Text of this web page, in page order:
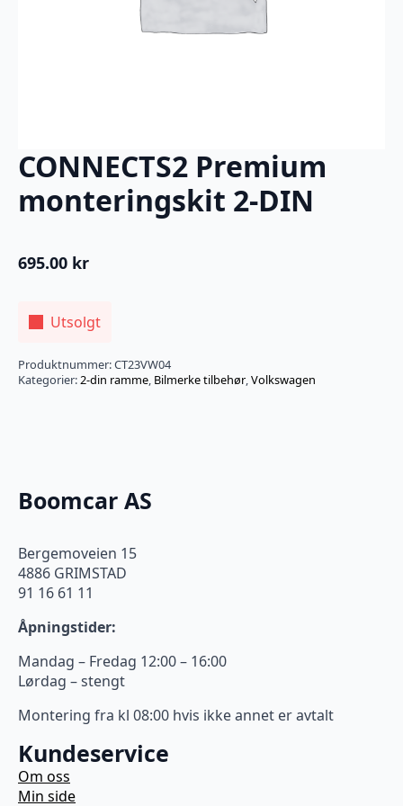
CONNECTS2 Premium
monteringskit 2-DIN
695.00 kr
Utsolgt
Produktnummer:CT23VW04
Kategorier:2-din ramme, Bilmerke tilbehør,Volkswagen
Boomcar AS
Bergemoveien 15
4886 GRIMSTAD
91 16 61 11
Åpningstider:
Mandag – Fredag 12:00 – 16:00
Lørdag – stengt
Montering fra kl 08:00 hvis ikke annet er avtalt
Kundeservice
Om oss
Min side